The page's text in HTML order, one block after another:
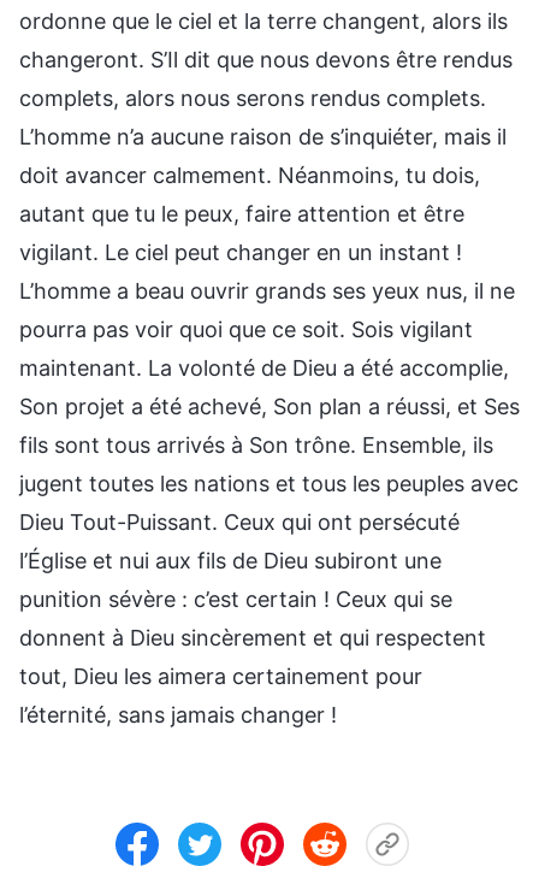
ordonne que le ciel et la terre changent, alors ils
changeront. S’Il dit que nous devons être rendus
complets, alors nous serons rendus complets.
L’homme n’a aucune raison de s’inquiéter, mais il
doit avancer calmement. Néanmoins, tu dois,
autant que tu le peux, faire attention et être
vigilant. Le ciel peut changer en un instant !
L’homme a beau ouvrir grands ses yeux nus, il ne
pourra pas voir quoi que ce soit. Sois vigilant
maintenant. La volonté de Dieu a été accomplie,
Son projet a été achevé, Son plan a réussi, et Ses
fils sont tous arrivés à Son trône. Ensemble, ils
jugent toutes les nations et tous les peuples avec
Dieu Tout-Puissant. Ceux qui ont persécuté
l’Église et nui aux fils de Dieu subiront une
punition sévère : c’est certain ! Ceux qui se
donnent à Dieu sincèrement et qui respectent
tout, Dieu les aimera certainement pour
l’éternité, sans jamais changer !